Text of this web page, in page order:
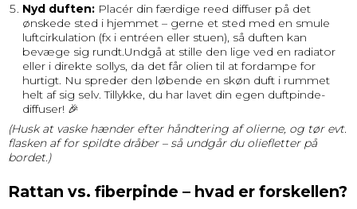
Nyd duften:Placér din færdige reed diffuser på det
ønskede sted i hjemmet – gerne et sted med en smule
luftcirkulation (fx i entréen eller stuen), så duften kan
bevæge sig rundt.Undgå at stille den lige ved en radiator
eller i direkte sollys, da det får olien til at fordampe for
hurtigt. Nu spreder den løbende en skøn duft i rummet
helt af sig selv. Tillykke, du har lavet din egen duftpinde-
diffuser! 🎉
(Husk at vaske hænder efter håndtering af olierne, og tør evt.
flasken af for spildte dråber – så undgår du oliefletter på
bordet.)
Rattan vs. fiberpinde – hvad er forskellen?